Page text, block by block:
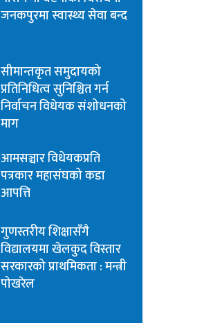
जनकपुरमा स्वास्थ्य सेवा बन्द
सीमान्तकृत समुदायको
प्रतिनिधित्व सुनिश्चित गर्न
निर्वाचन विधेयक संशोधनको
माग
आमसञ्चार विधेयकप्रति
पत्रकार महासंघको कडा
आपत्ति
गुणस्तरीय शिक्षासँगै
विद्यालयमा खेलकुद विस्तार
सरकारको प्राथमिकता : मन्त्री
पोखरेल